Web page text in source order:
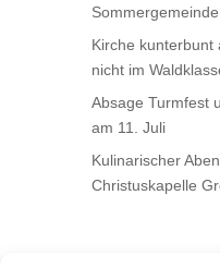
Kirche kunterbunt
nicht im
Absage Turmfest
am 11. Juli
Kulinarischer
Christuskapelle